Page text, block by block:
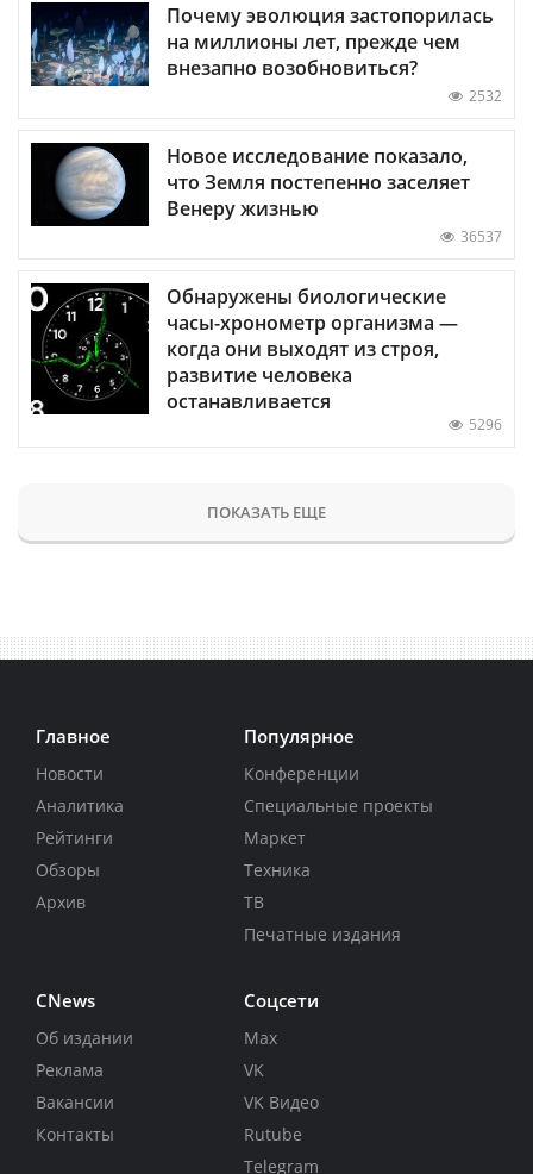
Почему эволюция застопорилась
на миллионы лет, прежде чем
внезапно возобновиться?
2532
Новое исследование показало,
что Земля постепенно заселяет
Венеру жизнью
36537
Обнаружены биологические
часы-хронометр организма —
когда они выходят из строя,
развитие человека
останавливается
5296
ПОКАЗАТЬ ЕЩЕ
Главное
Новости
Аналитика
Рейтинги
Обзоры
Архив
Популярное
Конференции
Специальные проекты
Маркет
Техника
ТВ
Печатные издания
CNews
Об издании
Реклама
Вакансии
Контакты
Соцсети
Max
VK
VK Видео
Rutube
Telegram